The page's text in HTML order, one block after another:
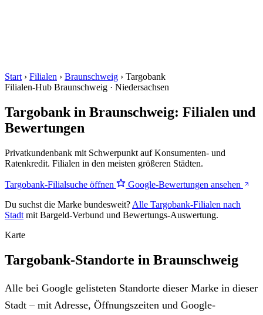
Start › Filialen › Braunschweig › Targobank
Filialen-Hub Braunschweig · Niedersachsen
Targobank in Braunschweig: Filialen und
Bewertungen
Privatkundenbank mit Schwerpunkt auf Konsumenten- und
Ratenkredit. Filialen in den meisten größeren Städten.
Targobank-Filialsuche öffnen
Google-Bewertungen ansehen
Du suchst die Marke bundesweit? Alle Targobank-Filialen nach
Stadt mit Bargeld-Verbund und Bewertungs-Auswertung.
Karte
Targobank-Standorte in Braunschweig
Alle bei Google gelisteten Standorte dieser Marke in dieser
Stadt – mit Adresse, Öffnungszeiten und Google-